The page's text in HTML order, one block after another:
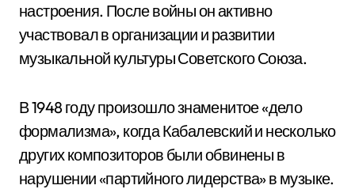
настроения. После войны он активно
участвовал в организации и развитии
музыкальной культуры Советского Союза.
В 1948 году произошло знаменитое «дело
формализма», когда Кабалевский и несколько
других композиторов были обвинены в
нарушении «партийного лидерства» в музыке.